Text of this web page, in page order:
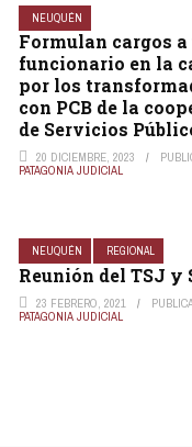
NEUQUÉN
Formulan cargos a
funcionario en la
por los
con PCB de la
de Servicios
20 DICIEMBRE, 2023
PATAGONIA JUDICIAL
NEUQUÉN REGIONAL
Reunión del TSJ y
23 FEBRERO, 2021
PATAGONIA JUDICIAL